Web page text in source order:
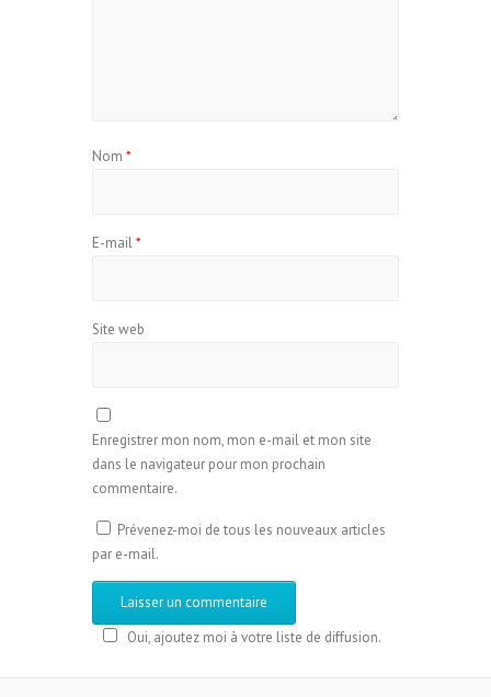
Nom *
E-mail*
Site web
Enregistrer mon nom, mon e-mail et mon site
dans le navigateur pour mon prochain
commentaire.
Prévenez-moi de tous les nouveaux articles
par e-mail.
Oui, ajoutez moi à votre liste de diffusion.